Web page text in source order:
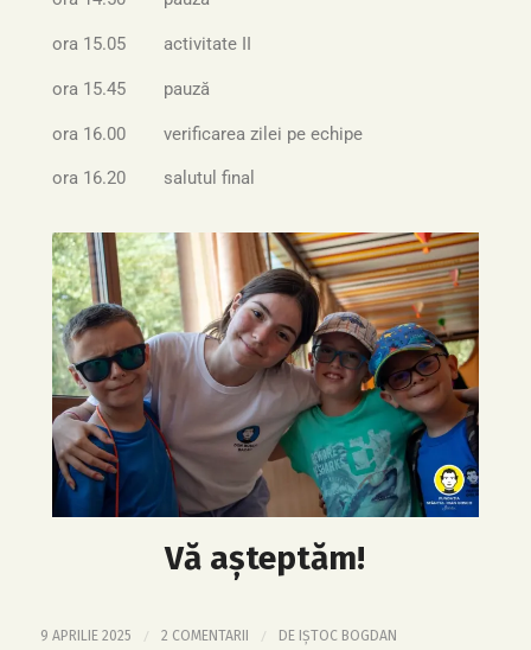
ora 15.05 activitate II
ora 15.45 pauză
ora 16.00 verificarea zilei pe echipe
ora 16.20 salutul final
Vă aşteptăm!
9 APRILIE 2025 / 2 COMENTARII / DE IȘTOC BOGDAN